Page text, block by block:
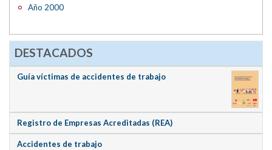
Año 2000
DESTACADOS
Guía víctimas de accidentes de trabajo
Registro de Empresas Acreditadas (REA)
Accidentes de trabajo